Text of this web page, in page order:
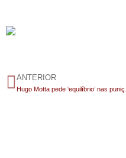
ANTERIOR